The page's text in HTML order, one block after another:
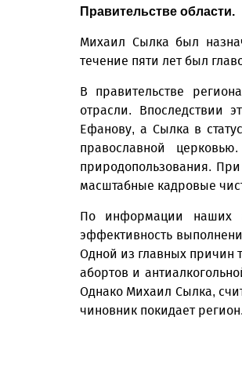
Правительстве области.
Михаил Сылка был
течение пяти лет был
В правительстве
отрасли. Впоследствии
Ефанову, а Сылка в
православной
природопользования.
масштабные кадровые
По информации наших
эффективность
Одной из главных причин
абортов и
Однако Михаил Сылка,
чиновник покидает регион.